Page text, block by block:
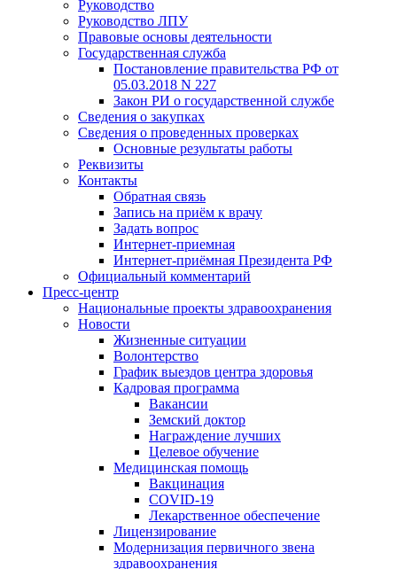
Руководство
Руководство ЛПУ
Правовые основы деятельности
Государственная служба
Постановление правительства РФ от
05.03.2018 N 227
Закон РИ о государственной службе
Сведения о закупках
Сведения о проведенных проверках
Основные результаты работы
Реквизиты
Контакты
Обратная связь
Запись на приём к врачу
Задать вопрос
Интернет-приемная
Интернет-приёмная Президента РФ
Официальный комментарий
Пресс-центр
Национальные проекты здравоохранения
Новости
Жизненные ситуации
Волонтерство
График выездов центра здоровья
Кадровая программа
Вакансии
Земский доктор
Награждение лучших
Целевое обучение
Медицинская помощь
Вакцинация
COVID-19
Лекарственное обеспечение
Лицензирование
Модернизация первичного звена
здравоохранения